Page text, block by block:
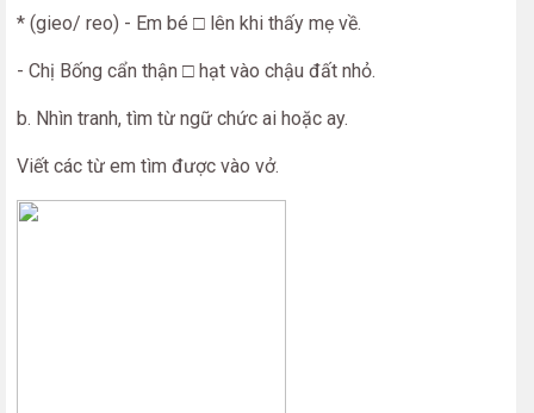
* (gieo/ reo) - Em bé □ lên khi thấy mẹ về.
- Chị Bống cẩn thận □ hạt vào chậu đất nhỏ.
b. Nhìn tranh, tìm từ ngữ chức ai hoặc ay.
Viết các từ em tìm được vào vở.